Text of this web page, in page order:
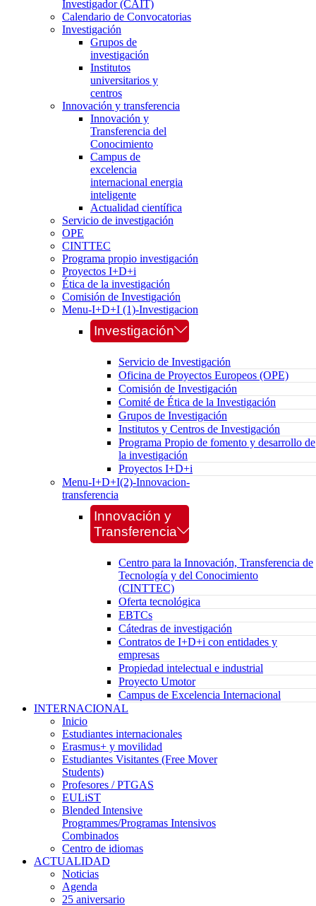
Investigador (CAIT)
Calendario de Convocatorias
Investigación
Grupos de
investigación
Institutos
universitarios y
centros
Innovación y transferencia
Innovación y
Transferencia del
Conocimiento
Campus de
excelencia
internacional energia
inteligente
Actualidad científica
Servicio de investigación
OPE
CINTTEC
Programa propio investigación
Proyectos I+D+i
Ética de la investigación
Comisión de Investigación
Menu-I+D+I (1)-Investigacion
Investigación
Servicio de Investigación
Oficina de Proyectos Europeos (OPE)
Comisión de Investigación
Comité de Ética de la Investigación
Grupos de Investigación
Institutos y Centros de Investigación
Programa Propio de fomento y desarrollo de
la investigación
Proyectos I+D+i
Menu-I+D+I(2)-Innovacion-
transferencia
Innovación y
Transferencia
Centro para la Innovación, Transferencia de
Tecnología y del Conocimiento
(CINTTEC)
Oferta tecnológica
EBTCs
Cátedras de investigación
Contratos de I+D+i con entidades y
empresas
Propiedad intelectual e industrial
Proyecto Umotor
Campus de Excelencia Internacional
INTERNACIONAL
Inicio
Estudiantes internacionales
Erasmus+ y movilidad
Estudiantes Visitantes (Free Mover
Students)
Profesores / PTGAS
EULiST
Blended Intensive
Programmes/Programas Intensivos
Combinados
Centro de idiomas
ACTUALIDAD
Noticias
Agenda
25 aniversario